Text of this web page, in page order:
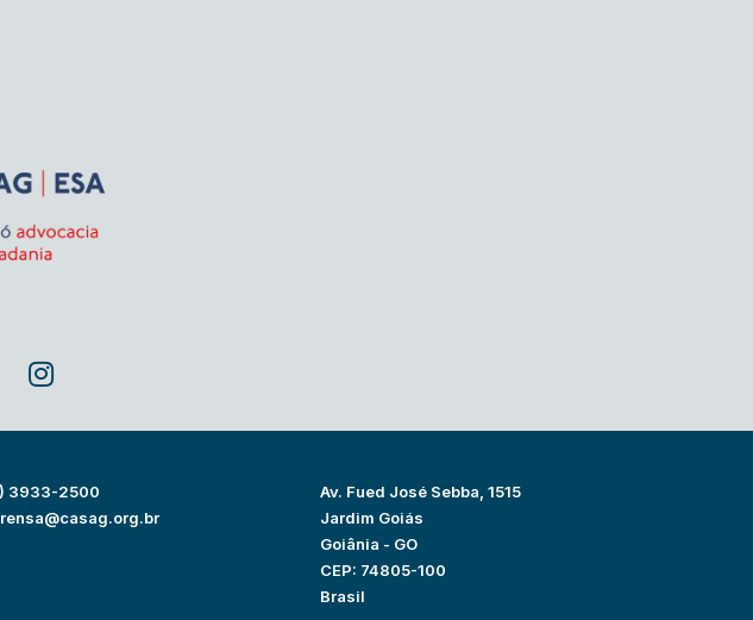
3933-2500
Av. Fued José Sebba, 1515
Jardim Goiás
Goiânia - GO
CEP: 74805-100
Brasil